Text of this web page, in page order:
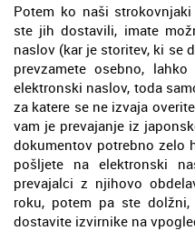
Potem ko naši
ste jih dostavili, imate
naslov (kar je storitev, ki se
prevzamete osebno,
elektronski naslov, toda
za katere se ne izvaja
vam je prevajanje iz
dokumentov potrebno zelo
pošljete na elektronski
prevajalci z njihovo
roku, potem pa ste
dostavite izvirnike na